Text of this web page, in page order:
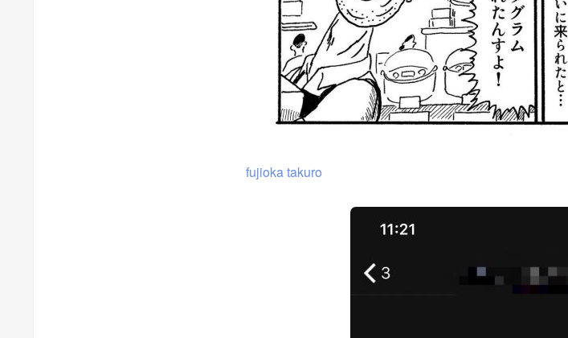
fujioka takuro